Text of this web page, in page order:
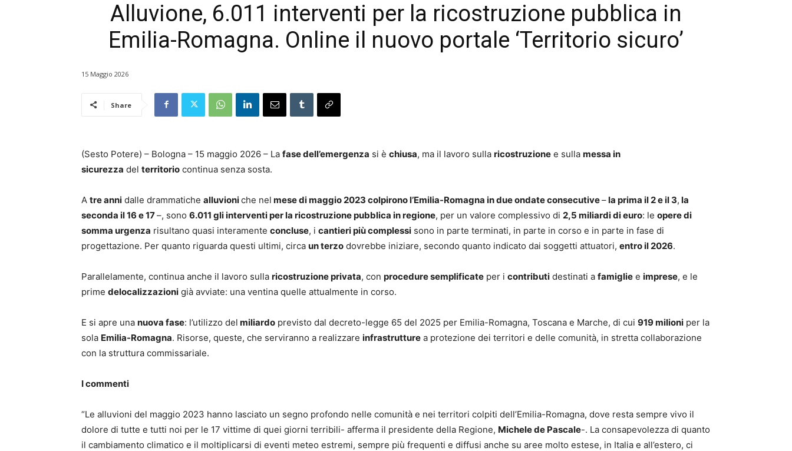
Alluvione, 6.011 interventi per la ricostruzione pubblica in
Emilia-Romagna. Online il nuovo portale ‘Territorio sicuro’
15 Maggio 2026
Share
(Sesto Potere) – Bologna – 15 maggio 2026 – La fase dell’emergenza si è chiusa, ma il lavoro sulla ricostruzione e sulla messa in
sicurezza del territorio continua senza sosta.
A tre anni dalle drammatiche alluvioniche nel mese di maggio 2023 colpirono l’Emilia-Romagna in due ondate consecutive–la prima il 2 e il 3, la
seconda il 16 e 17–, sono 6.011 gli interventi per la ricostruzione pubblica in regione, per un valore complessivo di 2,5 miliardi di euro: le opere di
somma urgenza risultano quasi interamente concluse, i cantieri più complessi sono in parte terminati, in parte in corso e in parte in fase di
progettazione. Per quanto riguarda questi ultimi, circa un terzo dovrebbe iniziare, secondo quanto indicato dai soggetti attuatori, entro il 2026.
Parallelamente, continua anche il lavoro sulla ricostruzione privata, con procedure semplificate per i contributi destinati a famiglie e imprese, e le
prime delocalizzazioni già avviate: una ventina quelle attualmente in corso.
E si apre una nuova fase: l’utilizzo del miliardo previsto dal decreto-legge 65 del 2025 per Emilia-Romagna, Toscana e Marche, di cui 919 milioni per la
sola Emilia-Romagna. Risorse, queste, che serviranno a realizzare infrastrutture a protezione dei territori e delle comunità, in stretta collaborazione
con la struttura commissariale.
I commenti
“Le alluvioni del maggio 2023 hanno lasciato un segno profondo nelle comunità e nei territori colpiti dell’Emilia-Romagna, dove resta sempre vivo il
dolore di tutte e tutti noi per le 17 vittime di quei giorni terribili- afferma il presidente della Regione, Michele de Pascale-. La consapevolezza di quanto
il cambiamento climatico e il moltiplicarsi di eventi meteo estremi, sempre più frequenti e diffusi anche su aree molto estese, in Italia e all’estero, ci